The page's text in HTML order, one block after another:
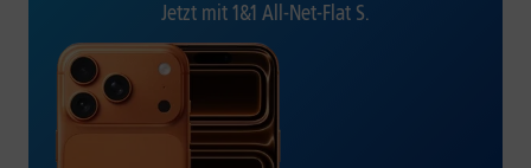
Jetzt mit 1&1 All-Net-Flat S.